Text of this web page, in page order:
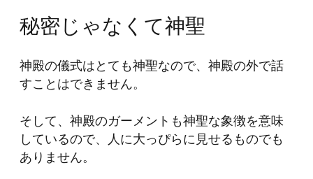
秘密じゃなくて神聖
神殿の儀式はとても神聖なので、神殿の外で話
すことはできません。
そして、神殿のガーメントも神聖な象徴を意味
しているので、人に大っぴらに見せるものでも
ありません。